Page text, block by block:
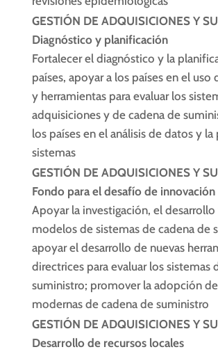
GESTIÓN DE ADQUISICIONES Y
Diagnóstico y planificación
Fortalecer el diagnóstico y la
países, apoyar a los países en el
y herramientas para evaluar los
adquisiciones y de cadena de
los países en el análisis de datos y
sistemas
GESTIÓN DE ADQUISICIONES Y
Fondo para el desafío de innovación
Apoyar la investigación, el
modelos de sistemas de cadena de
apoyar el desarrollo de nuevas
directrices para evaluar los sistemas
suministro; promover la adopción
modernas de cadena de suministro
GESTIÓN DE ADQUISICIONES Y
Desarrollo de recursos locales